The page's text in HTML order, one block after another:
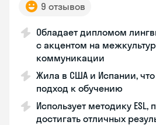
9 отзывов
Обладает дипломом
с акцентом на
коммуникации
Жила в США и Испании, что
подход к обучению
Использует методику ESL,
достигать отличных